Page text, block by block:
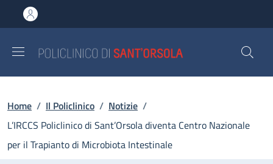
al contenuto principale
to footer content
Briciole di pane
Home / Il Policlinico / Notizie /
L’IRCCS Policlinico di Sant’Orsola diventa Centro Nazionale
per il Trapianto di Microbiota Intestinale